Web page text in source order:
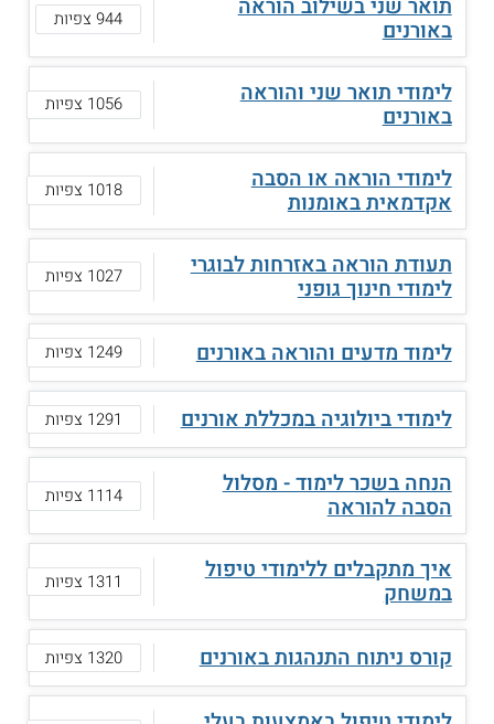
תואר שני בשילוב הוראה
באורנים 944 צפיות
לימודי תואר שני והוראה
באורנים 1056 צפיות
לימודי הוראה או הסבה
אקדמאית באומנות 1018 צפיות
תעודת הוראה באזרחות לבוגרי
לימודי חינוך גופני 1027 צפיות
לימוד מדעים והוראה באורנים 1249 צפיות
לימודי ביולוגיה במכללת אורנים 1291 צפיות
הנחה בשכר לימוד - מסלול
הסבה להוראה 1114 צפיות
איך מתקבלים ללימודי טיפול
במשחק 1311 צפיות
קורס ניתוח התנהגות באורנים 1320 צפיות